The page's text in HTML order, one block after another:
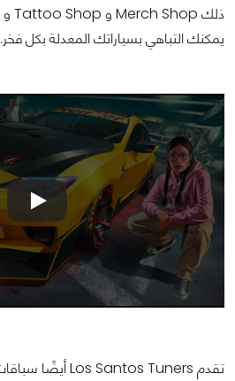
يمكنك التباهي بسياراتك المعدلة بكل فخر.